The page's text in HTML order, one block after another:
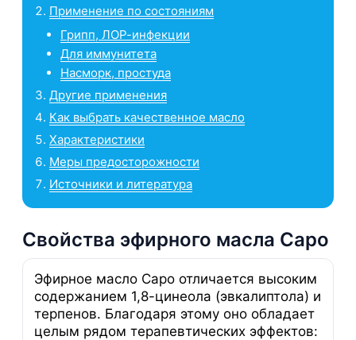
Применение по состояниям
Грипп, ЛОР-инфекции
Для иммунитета
Насморк, простуда
Другие применения
Как выбрать качественное масло
Характеристики
Меры предосторожности
Источники и литература
Свойства эфирного масла Саро
Эфирное масло Саро отличается высоким
содержанием 1,8-цинеола (эвкалиптола) и
терпенов. Благодаря этому оно обладает
целым рядом терапевтических эффектов: